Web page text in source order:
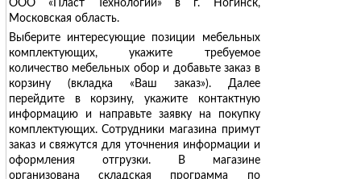
ООО «Пласт Технологии» в г. Ногинск,
Московская область.
Выберите интересующие позиции мебельных
комплектующих, укажите требуемое
количество мебельных обор и добавьте заказ в
корзину (вкладка «Ваш заказ»). Далее
перейдите в корзину, укажите контактную
информацию и направьте заявку на покупку
комплектующих. Сотрудники магазина примут
заказ и свяжутся для уточнения информации и
оформления отгрузки. В магазине
организована складская программа по